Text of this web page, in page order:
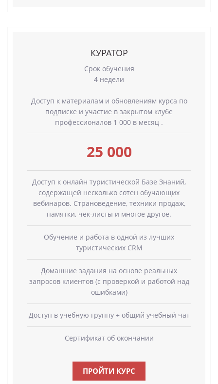
КУРАТОР
Срок обучения
4 недели
Доступ к материалам и обновлениям курса по
подписке и участие в закрытом клубе
профессионалов 1 000 в месяц .
25 000
Доступ к онлайн туристической Базе Знаний,
содержащей несколько сотен обучающих
вебинаров. Страноведение, техники продаж,
памятки, чек-листы и многое другое.
Обучение и работа в одной из лучших
туристических CRM
Домашние задания на основе реальных
запросов клиентов (с проверкой и работой над
ошибками)
Доступ в учебную группу + общий учебный чат
Сертификат об окончании
ПРОЙТИ КУРС